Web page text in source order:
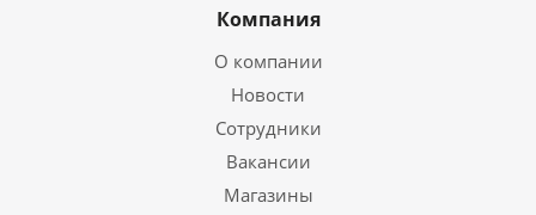
Компания
О компании
Новости
Сотрудники
Вакансии
Магазины